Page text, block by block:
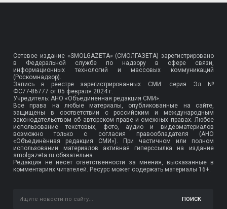
Сетевое издание «SMOLGAZETA» (СМОЛГАЗЕТА) зарегистрировано
в Федеральной службе по надзору в сфере связи,
информационных технологий и массовых коммуникаций
(Роскомнадзор).
Запись в реестре зарегистрированных СМИ: серия Эл №
ФС77-86777 от 05 февраля 2024 г.
Учредитель: АНО «Объединенная редакция СМИ».
Все права на любые материалы, опубликованные на сайте,
защищены в соответствии с российским и международным
законодательством об авторском праве и смежных правах. Любое
использование текстовых, фото, аудио и видеоматериалов
возможно только с согласия правообладателя (АНО
«Объединённая редакция СМИ»). При частичном или полном
использовании материалов активная гиперссылка на издание
smolgazeta.ru обязательна.
Редакция не несет ответственности за мнения, высказанные в
комментариях читателей. Ресурс может содержать материалы 16+.
ПОИСК